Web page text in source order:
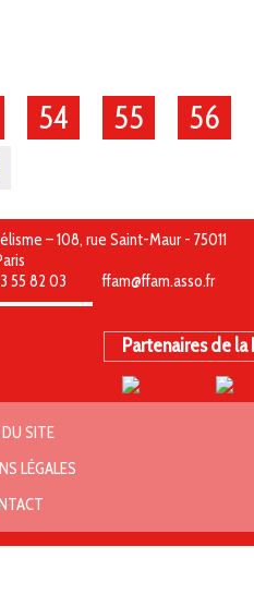
54 55
56
– 108, rue Saint-Maur - 75011
55 82 03 ffam@ffam.asso.fr
Partenaires de la
SITE
LÉGALES